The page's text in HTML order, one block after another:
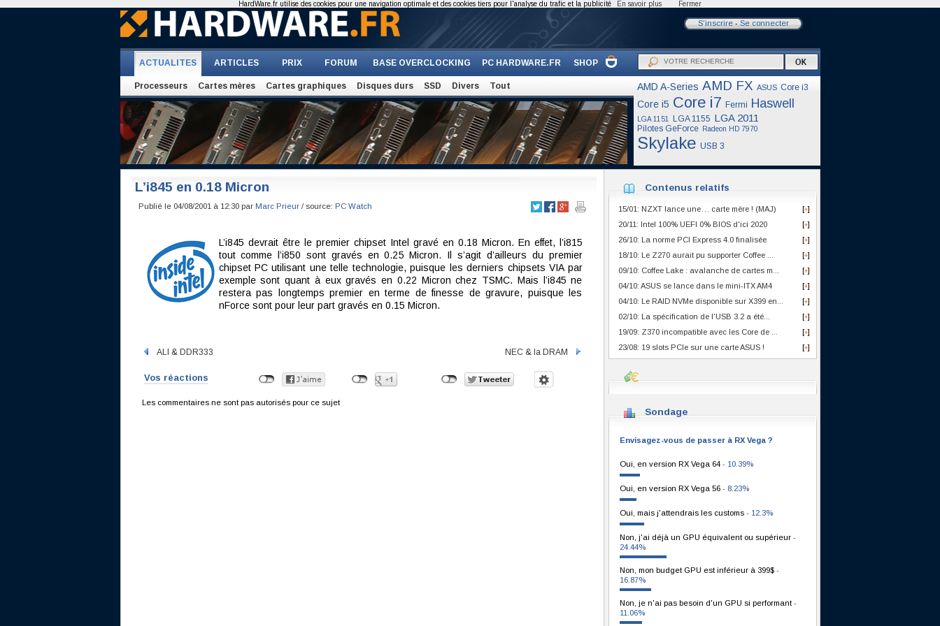
S'inscrire- Se connecter
ACTUALITES ARTICLES PRIX FORUM BASE OVERCLOCKING PC HARDWARE.FR SHOP
Processeurs Cartes mères Cartes graphiques Disques durs SSD Divers Tout AMD A-Series AMD FX ASUS Core i3
Core i5 Core i7 Fermi Haswell
LGA 1151 LGA 1155 LGA 2011
Pilotes GeForce Radeon HD 7970
Skylake USB 3
L’i845 en 0.18 Micron
Publié le 04/08/2001 à 12:30 par Marc Prieur/ source: PC Watch
L’i845 devrait être le premier chipset Intel gravé en 0.18 Micron. En effet, l’i815
tout comme l’i850 sont gravés en 0.25 Micron. Il s’agit d’ailleurs du premier
chipset PC utilisant une telle technologie, puisque les derniers chipsets VIA par
exemple sont quant à eux gravés en 0.22 Micron chez TSMC. Mais l’i845 ne
restera pas longtemps premier en terme de finesse de gravure, puisque les
nForce sont pour leur part gravés en 0.15 Micron.
ALI & DDR333 NEC & la DRAM
Vos réactions
Les commentaires ne sont pas autorisés pour ce sujet
Contenus relatifs
[+]
15/01: NZXT lance une… carte mère ! (MAJ)
[+]
20/11: Intel 100% UEFI 0% BIOS d'ici 2020
[+]
26/10: La norme PCI Express 4.0 finalisée
[+]
18/10: Le Z270 aurait pu supporter Coffee ...
[+]
09/10: Coffee Lake : avalanche de cartes m...
[+]
04/10: ASUS se lance dans le mini-ITX AM4
[+]
04/10: Le RAID NVMe disponible sur X399 en...
[+]
02/10: La spécification de l'USB 3.2 a été...
[+]
19/09: Z370 incompatible avec les Core de ...
[+]
23/08: 19 slots PCIe sur une carte ASUS !
Sondage
Envisagez-vous de passer à RX Vega ?
Oui, en version RX Vega 64 - 10.39%
Oui, en version RX Vega 56 - 8.23%
Oui, mais j'attendrais les customs - 12.3%
Non, j'ai déjà un GPU équivalent ou supérieur -
24.44%
Non, mon budget GPU est inférieur à 399$ -
16.87%
Non, je n'ai pas besoin d'un GPU si performant -
11.06%
HardWare.fr utilise des cookies pour une navigation optimale et des cookies tiers pour l'analyse du trafic et la publicité En savoir plus Fermer